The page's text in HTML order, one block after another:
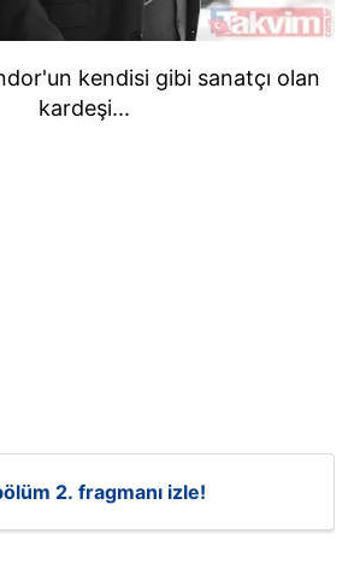
kendisi gibi sanatçı olan
kardeşi...
2. fragmanı izle!